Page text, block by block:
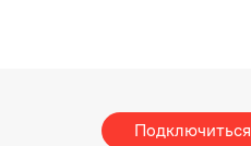
Подключиться